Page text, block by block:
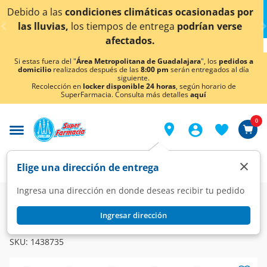
< div class="carousel-inner">
ocasionadas por
podrían verse
¡Ahora también en
conocer
Si estas fuera del "Área Metropolitana de Guadalajara", los pedidos a
domicilio realizados después de las8:00 pm serán entregados al día
siguiente.
Recolección en locker disponible 24 horas, según horario de
SuperFarmacia. Consulta más detallesaquí
Elige una dirección de entrega
Ingresa una dirección en donde deseas recibir tu pedido
Ingresar dirección
×
0
Farmacia Medicina Antibióticos Antibióticos
Moxifloxacino 400 mg, 7 Tabletas Pharmalife.
SKU: 1438735